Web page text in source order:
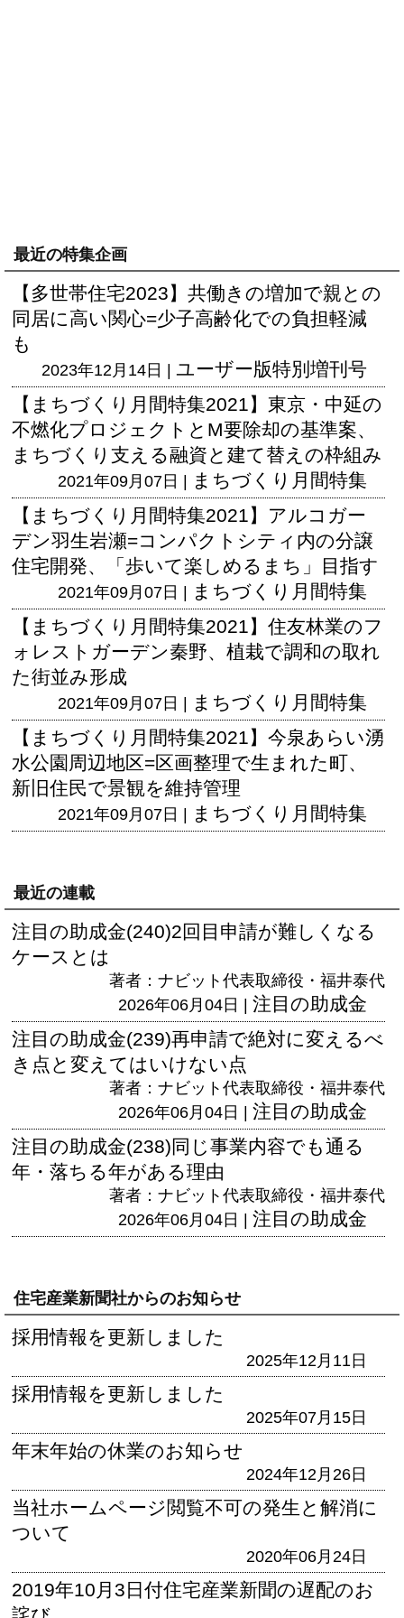
最近の特集企画
【多世帯住宅2023】共働きの増加で親との
同居に高い関心=少子高齢化での負担軽減
も
2023年12月14日 | ユーザー版特別増刊号
【まちづくり月間特集2021】東京・中延の
不燃化プロジェクトとM要除却の基準案、
まちづくり支える融資と建て替えの枠組み
2021年09月07日 | まちづくり月間特集
【まちづくり月間特集2021】アルコガー
デン羽生岩瀬=コンパクトシティ内の分譲
住宅開発、「歩いて楽しめるまち」目指す
2021年09月07日 | まちづくり月間特集
【まちづくり月間特集2021】住友林業のフ
ォレストガーデン秦野、植栽で調和の取れ
た街並み形成
2021年09月07日 | まちづくり月間特集
【まちづくり月間特集2021】今泉あらい湧
水公園周辺地区=区画整理で生まれた町、
新旧住民で景観を維持管理
2021年09月07日 | まちづくり月間特集
最近の連載
注目の助成金(240)2回目申請が難しくなる
ケースとは
著者：ナビット代表取締役・福井泰代
2026年06月04日 | 注目の助成金
注目の助成金(239)再申請で絶対に変えるべ
き点と変えてはいけない点
著者：ナビット代表取締役・福井泰代
2026年06月04日 | 注目の助成金
注目の助成金(238)同じ事業内容でも通る
年・落ちる年がある理由
著者：ナビット代表取締役・福井泰代
2026年06月04日 | 注目の助成金
住宅産業新聞社からのお知らせ
採用情報を更新しました
2025年12月11日
採用情報を更新しました
2025年07月15日
年末年始の休業のお知らせ
2024年12月26日
当社ホームページ閲覧不可の発生と解消に
ついて
2020年06月24日
2019年10月3日付住宅産業新聞の遅配のお